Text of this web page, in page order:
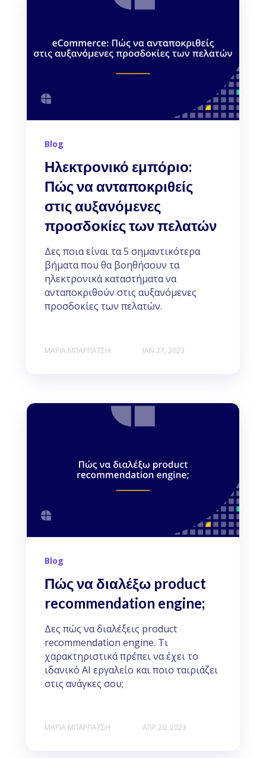
Blog
Ηλεκτρονικό εμπόριο:
Πώς να ανταποκριθείς
στις αυξανόμενες
προσδοκίες των πελατών
Δες ποια είναι τα 5 σημαντικότερα
βήματα που θα βοηθήσουν τα
ηλεκτρονικά καταστήματα να
ανταποκριθούν στις αυξανόμενες
προσδοκίες των πελατών.
ΜΑΡΊΑ ΜΠΑΡΠΆΤΣΗ ΙΑΝ 27, 2023
Blog
Πώς να διαλέξω product
recommendation engine;
Δες πώς να διαλέξεις product
recommendation engine. Τι
χαρακτηριστικά πρέπει να έχει το
ιδανικό ΑΙ εργαλείο και ποιο ταιριάζει
στις ανάγκες σου;
ΜΑΡΊΑ ΜΠΑΡΠΆΤΣΗ ΑΠΡ 20, 2023